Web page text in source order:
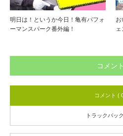
明日は！というか今日！亀有パフォ
ーマンスパーク番外編！
コメント
コメント (
トラックバッ